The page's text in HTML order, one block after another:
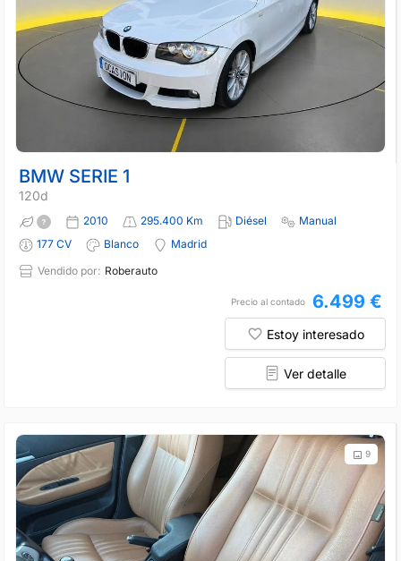
BMW SERIE 1
120d
2010 295.400 Km Diésel
Manual
177 CV
Blanco
Madrid
Vendido por: Roberauto
Precio al contado 6.499 €
Estoy interesado
Ver detalle
9